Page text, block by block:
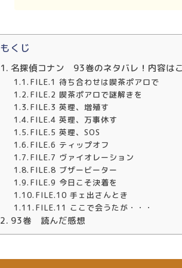
もくじ
名探偵コナン 93巻のネタバレ！内容は
FILE.1 待ち合わせは喫茶ポアロで
FILE.2 喫茶ポアロで謎解きを
FILE.3 英理、増殖す
FILE.4 英理、万事休す
FILE.5 英理、SOS
FILE.6 ティップオフ
FILE.7 ヴァイオレーション
FILE.8 ブザービーター
FILE.9 今日こそ決着を
FILE.10 手ェ出さんとき
FILE.11 ここで会うたが・・・
93巻 読んだ感想